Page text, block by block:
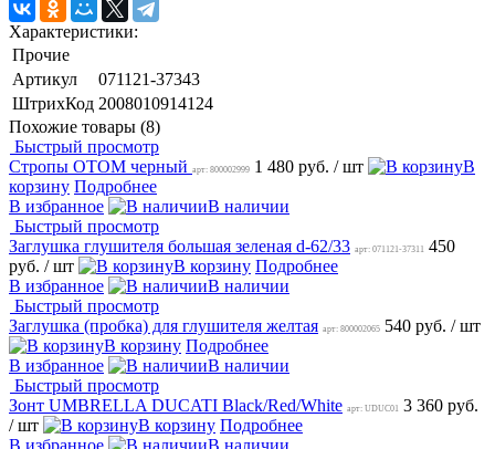
Характеристики:
Прочие
Артикул
071121-37343
ШтрихКод 2008010914124
Похожие товары (8)
Быстрый просмотр
Стропы OTOM черный арт: 800002999 1 480 руб. / шт
В
корзину Подробнее
В избранное
В наличии
Быстрый просмотр
Заглушка глушителя большая зеленая d-62/33 арт: 071121-37311 450
руб. / шт В корзину Подробнее
В избранное
В наличии
Быстрый просмотр
Заглушка (пробка) для глушителя желтая арт: 800002065 540 руб. / шт
В корзину Подробнее
В избранное
В наличии
Быстрый просмотр
Зонт UMBRELLA DUCATI Black/Red/White арт: UDUC01 3 360 руб.
/ шт
В корзину Подробнее
В избранное
В наличии